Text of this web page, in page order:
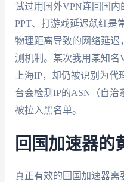
试过用国外VPN连回国
PPT、打游戏延迟飙红是
物理距离导致的网络延迟
测机制。某次我用某知名
上海IP，却仍被识别为
台会检测IP的ASN（自治
被拉入黑名单。
回国加速器的
真正有效的回国加速器需